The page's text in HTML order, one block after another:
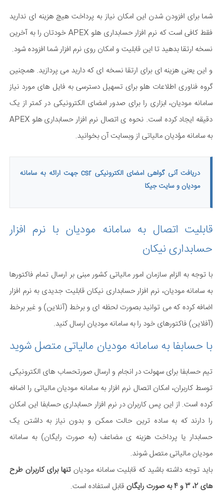
شما برای افزودن شدن این امکان نیاز به پرداخت هیچ هزینه ای ندارید
فقط کافی است که نرم افزار حسابداری هلو APEX خودتان را به آخرین
نسخه ارتقا بدهید تا این قابلیت و امکان روی نرم افزار شما افزوده شود.
و این یعنی هزینه ای برای ارتقا نسخه ای که دارید می پردازید. همچنین
گروه فناوری اطلاعات هلو برای تسهیل دسترسی به فایل های مورد نیاز
سامانه مودیان، ابزاری را برای صدور امضای الکترونیکی در کمتر از یک
دقیقه ایجاد کرده است. نحوه ی اتصال نرم افزار حسابداری هلو APEX
به سامانه مؤدیان مالیاتی از وبسایت آن بخوانید.
دریافت آنی گواهی امضای الکترونیکی csr جهت ارائه به سامانه
مودیان و سایت جیکا
قابلیت اتصال به سامانه مودیان با نرم افزار
حسابداری نیکان
با توجه به الزام سازمان امور مالیاتی کشور مبنی بر ارسال تمام فاکتورها
به سامانه مودیان، نرم افزار حسابداری نیکان قابلیت جدیدی به نرم افزار
اضافه کرده که می توانید بصورت لحظه ای و برخط (آنلاین) و غیر برخط
(آفلاین) فاکتورهای خود را به سامانه مودیان ارسال کنید.
با حسابفا به سامانه مودیان مالیاتی متصل شوید
تیم حسابفا برای سهولت در انجام و ارسال صورتحساب های الکترونیکی
توسط کاربران، امکان اتصال نرم افزار به سامانه مودیان مالیاتی را اضافه
کرده است. از این پس کاربران در نرم افزار حسابداری حسابفا این امکان
را دارند که به ساده ترین حالت ممکن و بدون نیاز به داشتن یک
حسابدار یا پرداخت هزینه ی مضاعف (به صورت رایگان) به سامانه
مودیان مالیاتی متصل شوند.
باید توجه داشته باشید که قابلیت سامانه مودیان تنها برای کاربران طرح
های 2، 3 و 4 به صورت رایگان
قابل استفاده است.